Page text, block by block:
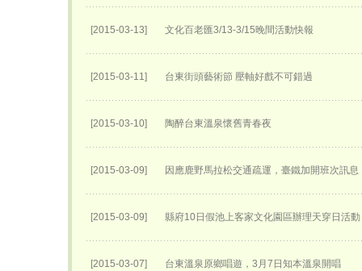
[2015-03-13] 文化百老匯3/13-3/15晚間活動快報
[2015-03-11] 台東街頭藝術節 壓軸好戲不可錯過
[2015-03-10] 陶醉台東溫泉懷舊青春夜
[2015-03-09] 因應鹿野馬拉松交通疏運，臺鐵加開班次訊息
[2015-03-09] 縣府10日假池上客家文化園區辦理天穿日活動
[2015-03-07] 台東溫泉原鄉唱遊，3月7日知本溫泉開唱